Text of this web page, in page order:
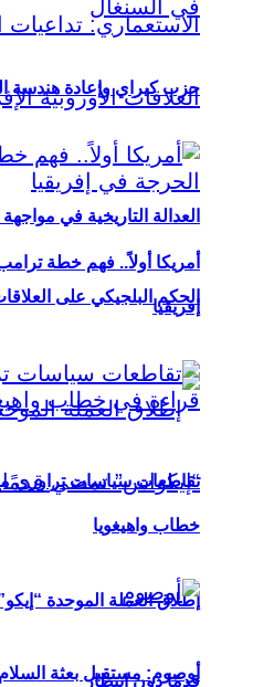
العدالة التاريخية في
الحكم البلجيكي على العلاقات
قدمًا دون انتظار
حزب كيراي وإعادة هندسة
أمريكا أولاً.. فهم خطة
إفريقيا
تقاطعات سياسات تراوري مع
خطاب واهيغويا
أوصوم: مستقبل بعثة